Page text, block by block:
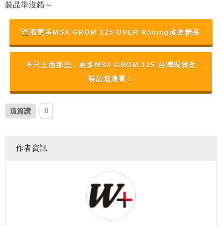
裝品準沒錯～
查看更多MSX GROM 125 OVER Racing改裝精品
不只上面那些，更多MSX GROM 125 台灣現貨改
裝品這邊看！
這篇讚 0
作者資訊